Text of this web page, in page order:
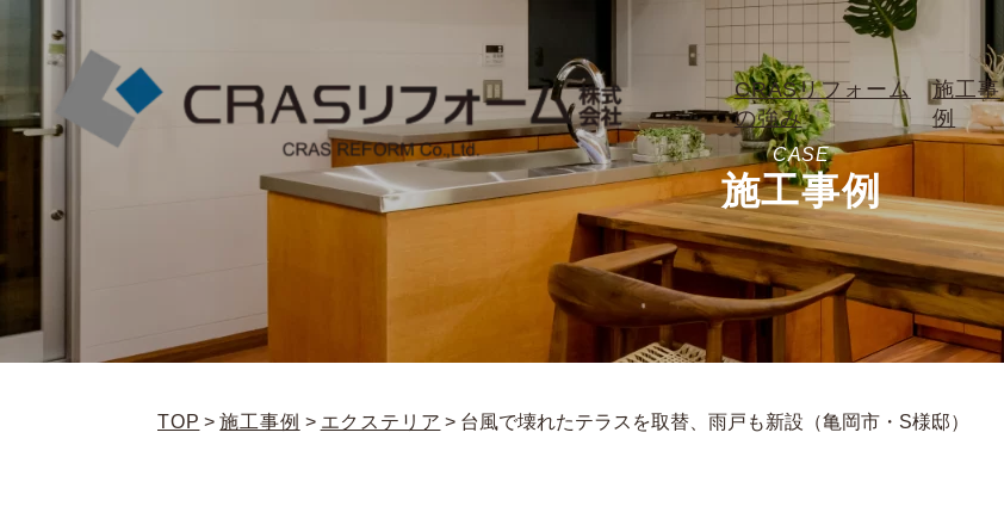
CRASリフォーム
の強み
施工事
例
CASE
施工事例
TOP >施工事例 > エクステリア > 台風で壊れたテラスを取替、雨戸も新設（亀岡市・S様邸）